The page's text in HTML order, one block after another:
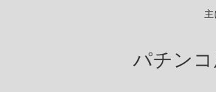
パチン